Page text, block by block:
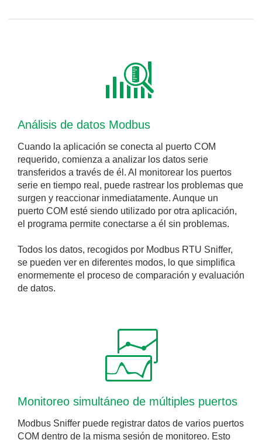
Análisis de datos Modbus
Cuando la aplicación se conecta al puerto COM
requerido, comienza a analizar los datos serie
transferidos a través de él. Al monitorear los puertos
serie en tiempo real, puede rastrear los problemas que
surgen y reaccionar inmediatamente. Aunque un
puerto COM esté siendo utilizado por otra aplicación,
el programa permite conectarse a él sin problemas.
Todos los datos, recogidos por Modbus RTU Sniffer,
se pueden ver en diferentes modos, lo que simplifica
enormemente el proceso de comparación y evaluación
de datos.
Monitoreo simultáneo de múltiples puertos
Modbus Sniffer puede registrar datos de varios puertos
COM dentro de la misma sesión de monitoreo. Esto